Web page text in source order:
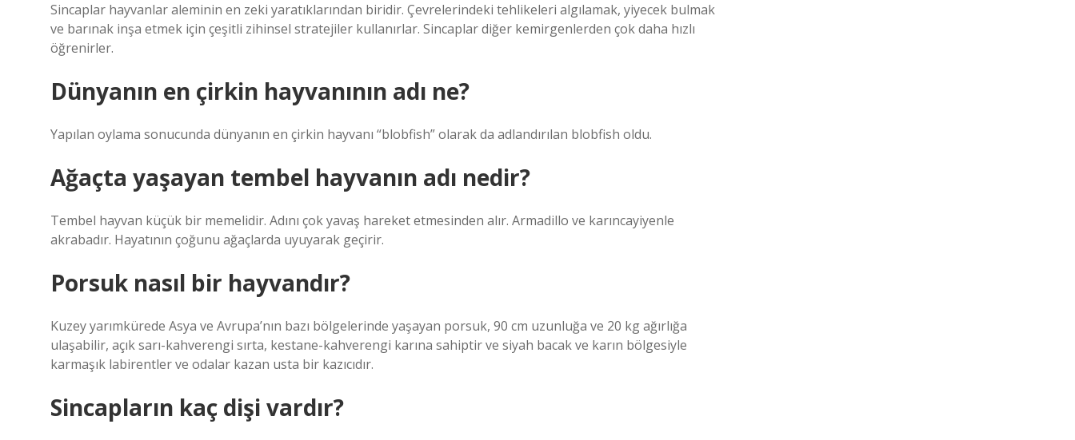
Sincaplar hayvanlar aleminin en zeki yaratıklarından biridir. Çevrelerindeki tehlikeleri algılamak, yiyecek bulmak
ve barınak inşa etmek için çeşitli zihinsel stratejiler kullanırlar. Sincaplar diğer kemirgenlerden çok daha hızlı
öğrenirler.
Dünyanın en çirkin hayvanının adı ne?
Yapılan oylama sonucunda dünyanın en çirkin hayvanı “blobfish” olarak da adlandırılan blobfish oldu.
Ağaçta yaşayan tembel hayvanın adı nedir?
Tembel hayvan küçük bir memelidir. Adını çok yavaş hareket etmesinden alır. Armadillo ve karıncayiyenle
akrabadır. Hayatının çoğunu ağaçlarda uyuyarak geçirir.
Porsuk nasıl bir hayvandır?
Kuzey yarımkürede Asya ve Avrupa’nın bazı bölgelerinde yaşayan porsuk, 90 cm uzunluğa ve 20 kg ağırlığa
ulaşabilir, açık sarı-kahverengi sırta, kestane-kahverengi karına sahiptir ve siyah bacak ve karın bölgesiyle
karmaşık labirentler ve odalar kazan usta bir kazıcıdır.
Sincapların kaç dişi vardır?